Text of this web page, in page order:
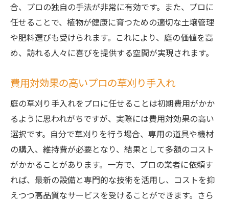
合、プロの独自の手法が非常に有効です。また、プロに
任せることで、植物が健康に育つための適切な土壌管理
や肥料選びも受けられます。これにより、庭の価値を高
め、訪れる人々に喜びを提供する空間が実現されます。
費用対効果の高いプロの草刈り手入れ
庭の草刈り手入れをプロに任せることは初期費用がかか
るように思われがちですが、実際には費用対効果の高い
選択です。自分で草刈りを行う場合、専用の道具や機材
の購入、維持費が必要となり、結果として多額のコスト
がかかることがあります。一方で、プロの業者に依頼す
れば、最新の設備と専門的な技術を活用し、コストを抑
えつつ高品質なサービスを受けることができます。さら